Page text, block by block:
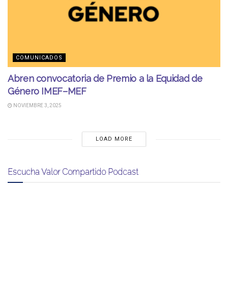
COMUNICADOS
Abren convocatoria de Premio a la Equidad de
Género IMEF–MEF
NOVIEMBRE 3, 2025
LOAD MORE
Escucha Valor Compartido Podcast